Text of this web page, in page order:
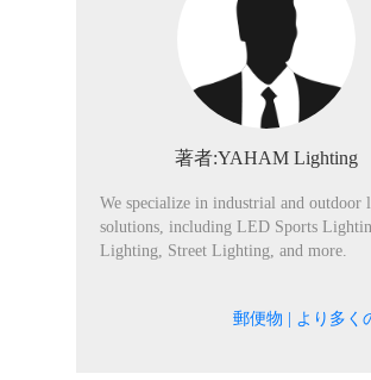
著者:YAHAM Lighting
We specialize in industrial and outdoor
solutions, including LED Sports
Lighting, Street Lighting, and more.
郵便物 より多く